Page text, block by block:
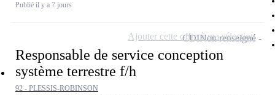
Publié il y a 7 jours
Responsable de service conception
système terrestre f/h
92 - PLESSIS-ROBINSON
CDINon renseigné
Ajouter cette offre à ma sélection